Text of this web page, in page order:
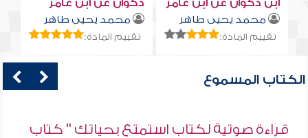
ابن ذكوان عن ابن عامر
محمد يحيى طاهر
تقييم المادة:
ذكوان عن ابن عامر
محمد يحيى طاهر
تقييم المادة:
الكتاب المسموع
قراءة صوتية لكتاب استمتع بحياتك " كتاب